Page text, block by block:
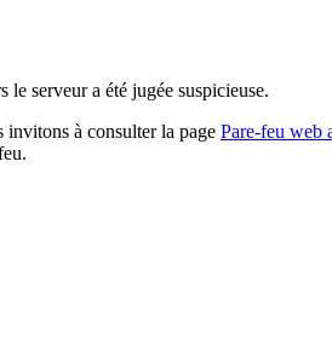
serveur a été jugée suspicieuse.
invitons à consulter la page Pare-feu web